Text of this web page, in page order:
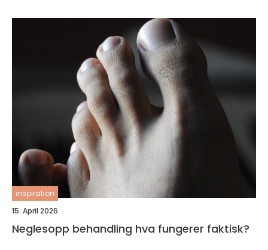
inspiration
15. April 2026
Neglesopp behandling hva fungerer faktisk?